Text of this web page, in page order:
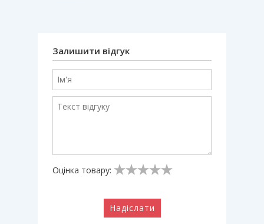
Залишити відгук
Оцінка товару:
Надіслати